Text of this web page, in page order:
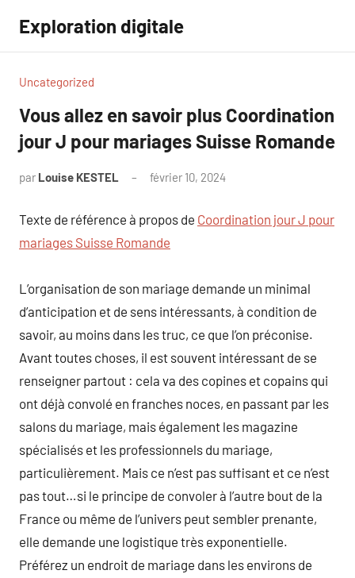
contenu
Exploration digitale
Uncategorized
Vous allez en savoir plus Coordination
jour J pour mariages Suisse Romande
par Louise KESTEL février 10, 2024
Texte de référence à propos de Coordination jour J pour
mariages Suisse Romande
L’organisation de son mariage demande un minimal
d’anticipation et de sens intéressants, à condition de
savoir, au moins dans les truc, ce que l’on préconise.
Avant toutes choses, il est souvent intéressant de se
renseigner partout : cela va des copines et copains qui
ont déjà convolé en franches noces, en passant par les
salons du mariage, mais également les magazine
spécialisés et les professionnels du mariage,
particulièrement. Mais ce n’est pas suffisant et ce n’est
pas tout…si le principe de convoler à l’autre bout de la
France ou même de l’univers peut sembler prenante,
elle demande une logistique très exponentielle.
Préférez un endroit de mariage dans les environs de